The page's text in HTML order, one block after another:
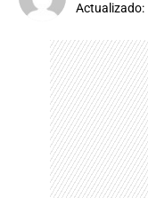
Actualizado: